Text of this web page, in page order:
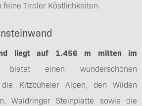
feine Tiroler Köstlichkeiten.
liegt auf 1.456 m mitten im
einen wunderschönen
Kitzbüheler Alpen, den Wilden
Waidringer Steinplatte sowie die